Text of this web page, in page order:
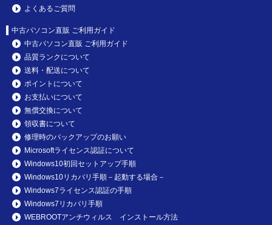
よくあるご質問
中古パソコン直販 ご利用ガイド
中古パソコン直販 ご利用ガイド
品質ランクについて
送料・配送について
ポイントについて
お支払いについて
無償交換について
領収書について
修理時のバックアップのお願い
Microsoftライセンス認証について
Windows10初回セットアップ手順
Windows10リカバリ手順－起動する場合－
Windows7ライセンス認証の手順
Windows7リカバリ手順
WEBROOTアンチウィルス インストール方法